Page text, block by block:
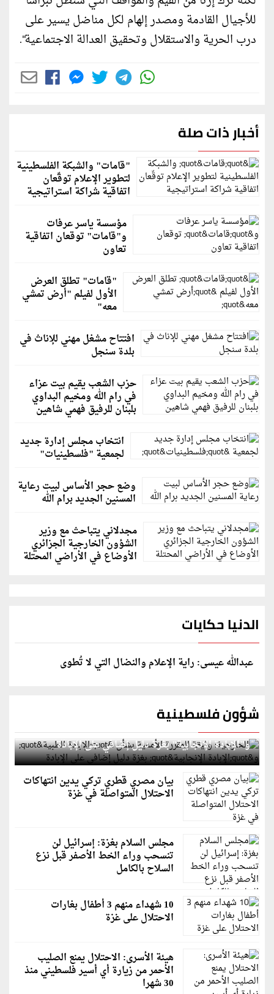
للأجيال القادمة ومصدر إلهام لكل مناضل يسير على
درب الحرية والاستقلال وتحقيق العدالة الاجتماعية".
أخبار ذات صلة
"قامات" والشبكة الفلسطينية
لتطوير الإعلام توقّعان
اتفاقية شراكة استراتيجية
مؤسسة ياسر عرفات
و"قامات" توقعان اتفاقية
تعاون
"قامات" تطلق العرض
الأول لفيلم "أرض تمشي
معه"
افتتاح مشغل مهني للإناث في
بلدة سنجل
حزب الشعب يقيم بيت عزاء
في رام الله ومخيم البداوي
بلبنان للرفيق فهمي شاهين
انتخاب مجلس إدارة جديد
لجمعية "فلسطينيات"
وضع حجر الأساس لبيت رعاية
المسنين الجديد برام الله
مجدلاني يتباحث مع وزير
الشؤون الخارجية الجزائري
الأوضاع في الأراضي المحتلة
الدنيا حكايات
عبدالله عيسى: راية الإعلام والنضال التي لا تُطوى
شؤون فلسطينية
الخارجية: وثيقة المقررة الأممية بشأن "الإبادة الطبية"
و"الإبادة الإنجابية" بغزة دليل إضافي على الإبادة
بيان مصري قطري تركي يدين انتهاكات
الاحتلال المتواصلة في غزة
مجلس السلام بغزة: إسرائيل لن
تنسحب وراء الخط الأصفر قبل نزع
السلاح بالكامل
10 شهداء منهم 3 أطفال بغارات
الاحتلال على غزة
هيئة الأسرى: الاحتلال يمنع الصليب
الأحمر من زيارة أي أسير فلسطيني منذ
30 شهرا